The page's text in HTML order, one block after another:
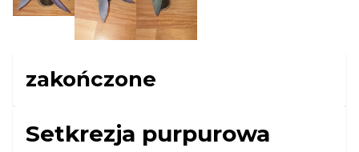
zakończone
Setkrezja purpurowa